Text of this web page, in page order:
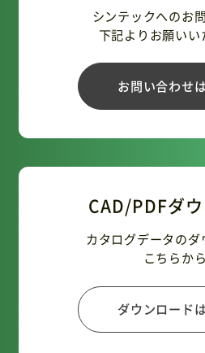
シンテックへのお
下記よりお願いい
お問い合わせ
CAD/PDFダ
カタログデータの
こちらから
ダウンロード